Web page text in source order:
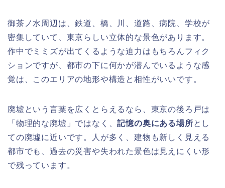
御茶ノ水周辺は、鉄道、橋、川、道路、病院、学校が
密集していて、東京らしい立体的な景色があります。
作中でミミズが出てくるような迫力はもちろんフィク
ションですが、都市の下に何かが潜んでいるような感
覚は、このエリアの地形や構造と相性がいいです。
廃墟という言葉を広くとらえるなら、東京の後ろ戸は
「物理的な廃墟」ではなく、記憶の奥にある場所とし
ての廃墟に近いです。人が多く、建物も新しく見える
都市でも、過去の災害や失われた景色は見えにくい形
で残っています。